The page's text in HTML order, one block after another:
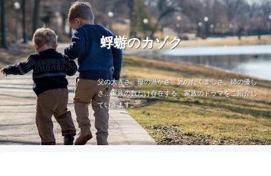
蜉蝣のカゾク
父の大きさ、母の温かさ、兄のたくましさ、姉の優し
さ…家族の数だけ存在する、家族のドラマをご紹介し
ていきます。